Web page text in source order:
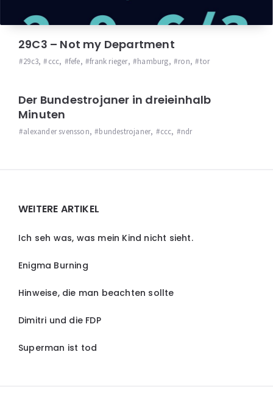
29C3 – Not my Department
29c3, ccc, fefe, frank rieger, hamburg, ron, tor
Der Bundestrojaner in dreieinhalb
Minuten
alexander svensson, bundestrojaner, ccc, ndr
Widgets
WEITERE ARTIKEL
Ich seh was, was mein Kind nicht sieht.
Enigma Burning
Hinweise, die man beachten sollte
Dimitri und die FDP
Superman ist tod